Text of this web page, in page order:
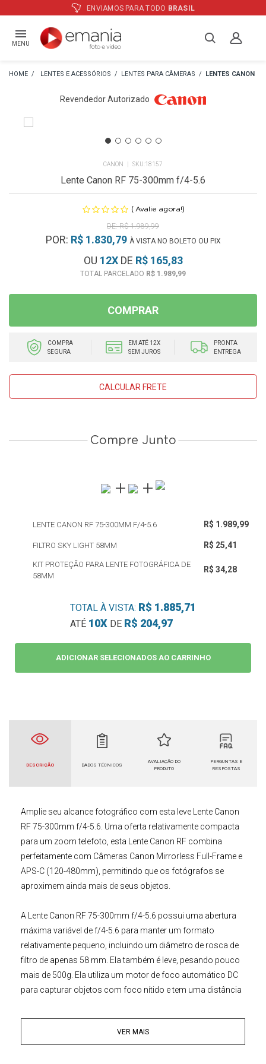
ATÉ12XE PREÇO ESPECIAL
MENU
LENTES E ACESSÓRIOS LENTES PARA CÂMERAS LENTES CANON
Revendedor Autorizado
CANON 18157
Lente Canon RF 75-300mm f/4-5.6
( Avalie agora!)
R$ 1.989,99
POR: R$ 1.830,79 À VISTA NO BOLETO OU PIX
OU 12XDE R$ 165,83
R$ 1.989,99
COMPRAR
COMPRA
SEGURA
EM ATÉ 12X
SEM JUROS
PRONTA
ENTREGA
CALCULAR FRETE
Compre Junto
LENTE CANON RF 75-300MM F/4-5.6 R$ 1.989,99
FILTRO SKY LIGHT 58MM R$ 25,41
KIT PROTEÇÃO PARA LENTE FOTOGRÁFICA DE
58MM
R$ 34,28
ADICIONAR SELECIONADOS AO CARRINHO
TOTAL À VISTA: R$ 1.885,71
ATÉ 10X DE R$ 204,97
DESCRIÇÃO DADOS TÉCNICOS
AVALIAÇÃO DO
PRODUTO
PERGUNTAS E
RESPOSTAS
Amplie seu alcance fotográfico com esta leve Lente Canon
RF 75-300mm f/4-5.6 . Uma oferta relativamente compacta
para um zoom telefoto, esta
Lente Canon RF combina
perfeitamente com Câmeras Canon Mirrorless Full-Frame e
APS-C (120-480mm), permitindo que os fotógrafos se
aproximem ainda mais de seus objetos.
A Lente Canon RF 75-300mm f/4-5.6 possui uma abertura
máxima variável de f/4-5.6 para manter um formato
relativamente pequeno, incluindo um diâmetro de rosca de
filtro de apenas 58 mm. Ela também é leve, pesando pouco
mais de 500g. Ela utiliza um motor de foco automático DC
para capturar objetos com foco nítido e tem uma distância
0.25x para obter belas imagens em close-up.
VER MAIS